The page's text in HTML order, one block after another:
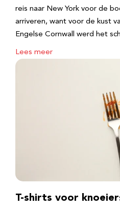
reis naar New York voor de
arriveren, want voor de kust
Engelse Cornwall werd het
Lees meer
T-shirts voor